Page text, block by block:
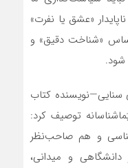
«عشق یا نفرت»
«شناخت دقیق» و
شود.
کتاب
توصیف کرد:
و هم صاحب‌نظر
و میدانی،